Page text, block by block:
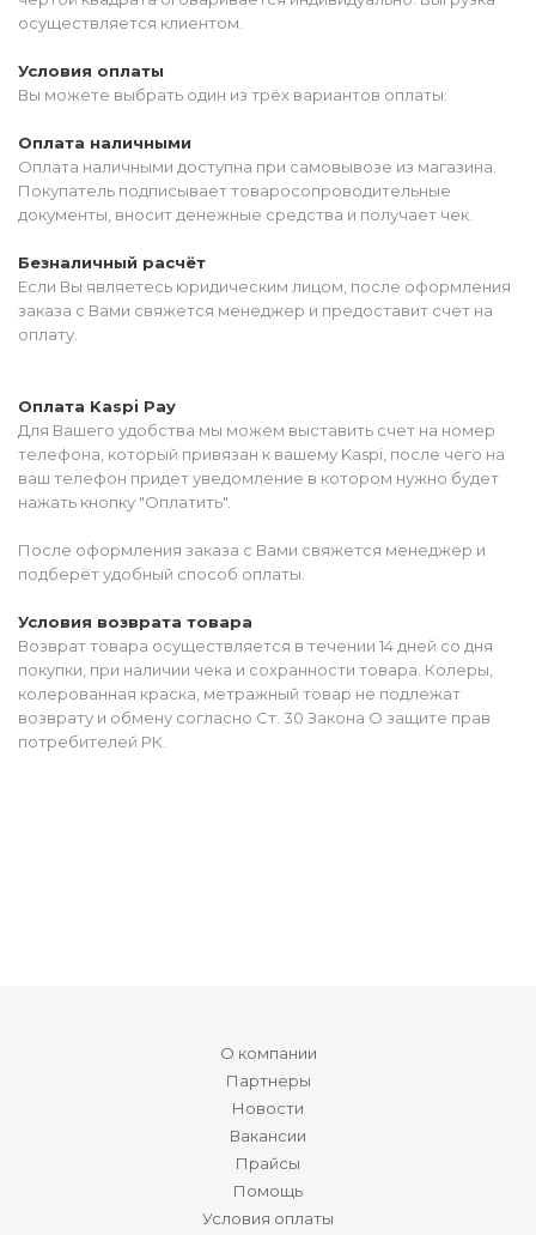
осуществляется клиентом.
Условия оплаты
Вы можете выбрать один из трёх вариантов оплаты:
Оплата наличными
Оплата наличными доступна при самовывозе из магазина.
Покупатель подписывает товаросопроводительные
документы, вносит денежные средства и получает чек.
Безналичный расчёт
Если Вы являетесь юридическим лицом, после оформления
заказа с Вами свяжется менеджер и предоставит счет на
оплату.
Оплата Kaspi Pay
Для Вашего удобства мы можем выставить счет на номер
телефона, который привязан к вашему Kaspi, после чего на
ваш телефон придет уведомление в котором нужно будет
нажать кнопку "Оплатить".
После оформления заказа с Вами свяжется менеджер и
подберёт удобный способ оплаты.
Условия возврата товара
Возврат товара осуществляется в течении 14 дней со дня
покупки, при наличии чека и сохранности товара. Колеры,
колерованная краска, метражный товар не подлежат
возврату и обмену согласно Ст. 30 Закона О защите прав
потребителей РК.
О компании
Партнеры
Новости
Вакансии
Прайсы
Помощь
Условия оплаты